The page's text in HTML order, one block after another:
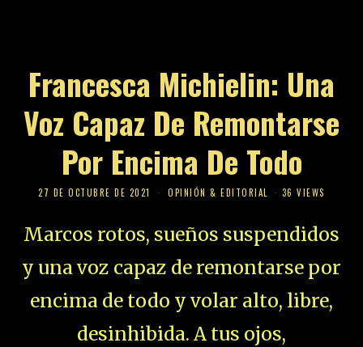
Francesca Michielin: Una
Voz Capaz De Remontarse
Por Encima De Todo
27 DE OCTUBRE DE 2021 OPINIÓN & EDITORIAL 36 VIEWS
Marcos rotos, sueños suspendidos
y una voz capaz de remontarse por
encima de todo y volar alto, libre,
desinhibida. A tus ojos,